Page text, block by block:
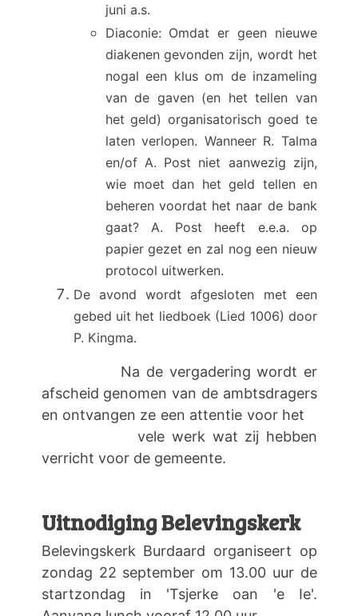
juni a.s.
Diaconie: Omdat er geen nieuwe
diakenen gevonden zijn, wordt het
nogal een klus om de inzameling
van de gaven (en het tellen van
het geld) organisatorisch goed te
laten verlopen. Wanneer R. Talma
en/of A. Post niet aanwezig zijn,
wie moet dan het geld tellen en
beheren voordat het naar de bank
gaat? A. Post heeft e.e.a. op
papier gezet en zal nog een nieuw
protocol uitwerken.
De avond wordt afgesloten met een
gebed uit het liedboek (Lied 1006) door
P. Kingma.
Na de vergadering wordt er
afscheid genomen van de ambtsdragers
en ontvangen ze een attentie voor het
vele werk wat zij hebben
verricht voor de gemeente.
Uitnodiging Belevingskerk
Belevingskerk Burdaard organiseert op
zondag 22 september om 13.00 uur de
startzondag in 'Tsjerke oan 'e Ie'.